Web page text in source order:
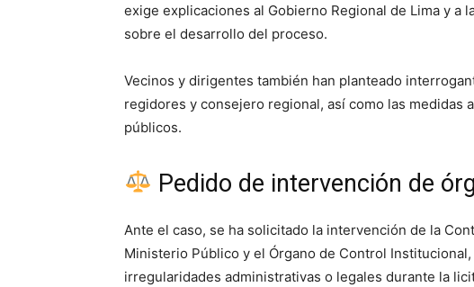
exige explicaciones al Gobierno Regional de Lima y a
sobre el desarrollo del proceso.
Vecinos y dirigentes también han planteado
regidores y consejero regional, así como las medidas
públicos.
Pedido de intervención de
Ante el caso, se ha solicitado la intervención de la
Ministerio Público y el Órgano de Control
irregularidades administrativas o legales durante la